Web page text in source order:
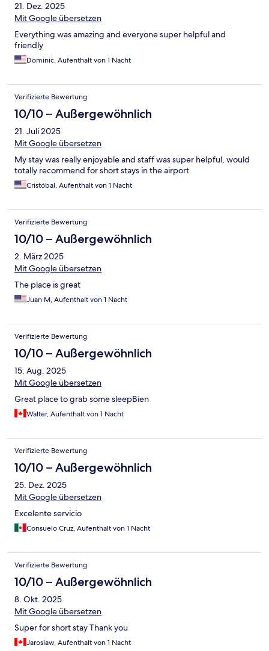
21. Dez. 2025
Mit Google übersetzen
Everything was amazing and everyone super helpful and
friendly
Dominic, Aufenthalt von 1 Nacht
Verifizierte Bewertung
10/10 – Außergewöhnlich
21. Juli 2025
Mit Google übersetzen
My stay was really enjoyable and staff was super helpful, would
totally recommend for short stays in the airport
Cristóbal, Aufenthalt von 1 Nacht
Verifizierte Bewertung
10/10 – Außergewöhnlich
2. März 2025
Mit Google übersetzen
The place is great
Juan M, Aufenthalt von 1 Nacht
Verifizierte Bewertung
10/10 – Außergewöhnlich
15. Aug. 2025
Mit Google übersetzen
Great place to grab some sleepBien
Walter, Aufenthalt von 1 Nacht
Verifizierte Bewertung
10/10 – Außergewöhnlich
25. Dez. 2025
Mit Google übersetzen
Excelente servicio
Consuelo Cruz, Aufenthalt von 1 Nacht
Verifizierte Bewertung
10/10 – Außergewöhnlich
8. Okt. 2025
Mit Google übersetzen
Super for short stay Thank you
Jaroslaw, Aufenthalt von 1 Nacht